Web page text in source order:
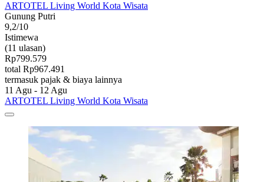
ARTOTEL Living World Kota Wisata
Gunung Putri
9,2/10
Istimewa
(11 ulasan)
Rp799.579
total Rp967.491
termasuk pajak & biaya lainnya
11 Agu - 12 Agu
ARTOTEL Living World Kota Wisata